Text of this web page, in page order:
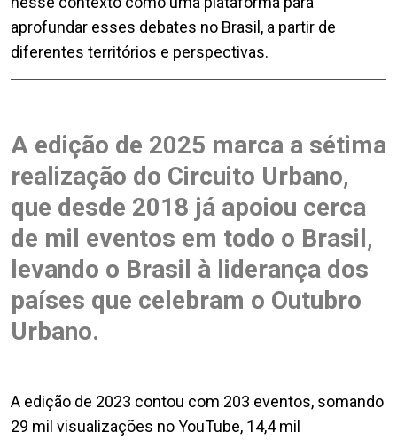
aprofundar esses debates no Brasil, a partir de
diferentes territórios e perspectivas.
A edição de 2025 marca a sétima
realização do Circuito Urbano,
que desde 2018 já apoiou cerca
de mil eventos em todo o Brasil,
levando o Brasil à liderança dos
países que celebram o Outubro
Urbano.
A edição de 2023 contou com 203 eventos, somando
29 mil visualizações no YouTube, 14,4 mil